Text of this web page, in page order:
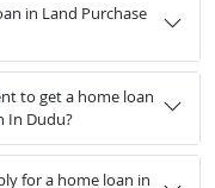
in Land Purchase
to get a home loan
In Dudu?
for a home loan in